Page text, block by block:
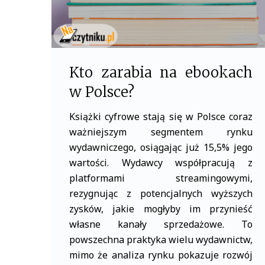
Kto zarabia na ebookach
w Polsce?
Książki cyfrowe stają się w Polsce coraz
ważniejszym segmentem rynku
wydawniczego, osiągając już 15,5% jego
wartości. Wydawcy współpracują z
platformami streamingowymi,
rezygnując z potencjalnych wyższych
zysków, jakie mogłyby im przynieść
własne kanały sprzedażowe. To
powszechna praktyka wielu wydawnictw,
mimo że analiza rynku pokazuje rozwój